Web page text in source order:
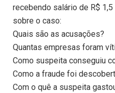
recebendo salário de R$
sobre o caso:
Quais são as acusações?
Quantas empresas foram
Como suspeita conseguiu
Como a fraude foi
Com o quê a suspeita